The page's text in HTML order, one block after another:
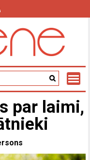
par laimi,